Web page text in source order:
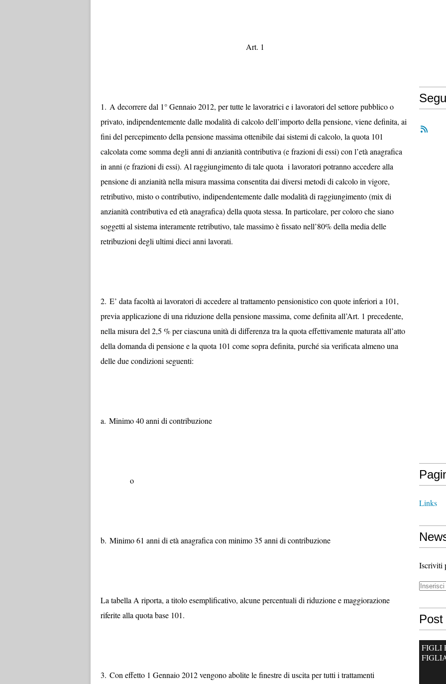
Art. 1
1. A decorrere dal 1° Gennaio 2012, per tutte le lavoratrici e i lavoratori del settore pubblico o
privato, indipendentemente dalle modalità di calcolo dell’importo della pensione, viene definita, ai
fini del percepimento della pensione massima ottenibile dai sistemi di calcolo, la quota 101
calcolata come somma degli anni di anzianità contributiva (e frazioni di essi) con l’età anagrafica
in anni (e frazioni di essi). Al raggiungimento di tale quota i lavoratori potranno accedere alla
pensione di anzianità nella misura massima consentita dai diversi metodi di calcolo in vigore,
retributivo, misto o contributivo, indipendentemente dalle modalità di raggiungimento (mix di
anzianità contributiva ed età anagrafica) della quota stessa. In particolare, per coloro che siano
soggetti al sistema interamente retributivo, tale massimo è fissato nell’80% della media delle
retribuzioni degli ultimi dieci anni lavorati.
2. E’ data facoltà ai lavoratori di accedere al trattamento pensionistico con quote inferiori a 101,
previa applicazione di una riduzione della pensione massima, come definita all’Art. 1 precedente,
nella misura del 2,5 % per ciascuna unità di differenza tra la quota effettivamente maturata all’atto
della domanda di pensione e la quota 101 come sopra definita, purché sia verificata almeno una
delle due condizioni seguenti:
a. Minimo 40 anni di contribuzione
o
b. Minimo 61 anni di età anagrafica con minimo 35 anni di contribuzione
La tabella A riporta, a titolo esemplificativo, alcune percentuali di riduzione e maggiorazione
riferite alla quota base 101.
3. Con effetto 1 Gennaio 2012 vengono abolite le finestre di uscita per tutti i trattamenti
Links
Iscriviti
FIGLI